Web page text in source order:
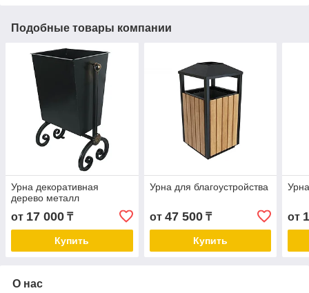
Подобные товары компании
Урна декоративная
дерево металл
от 17 000 ₸
Купить
Урна для благоустройства
от 47 500₸
Купить
от
О нас